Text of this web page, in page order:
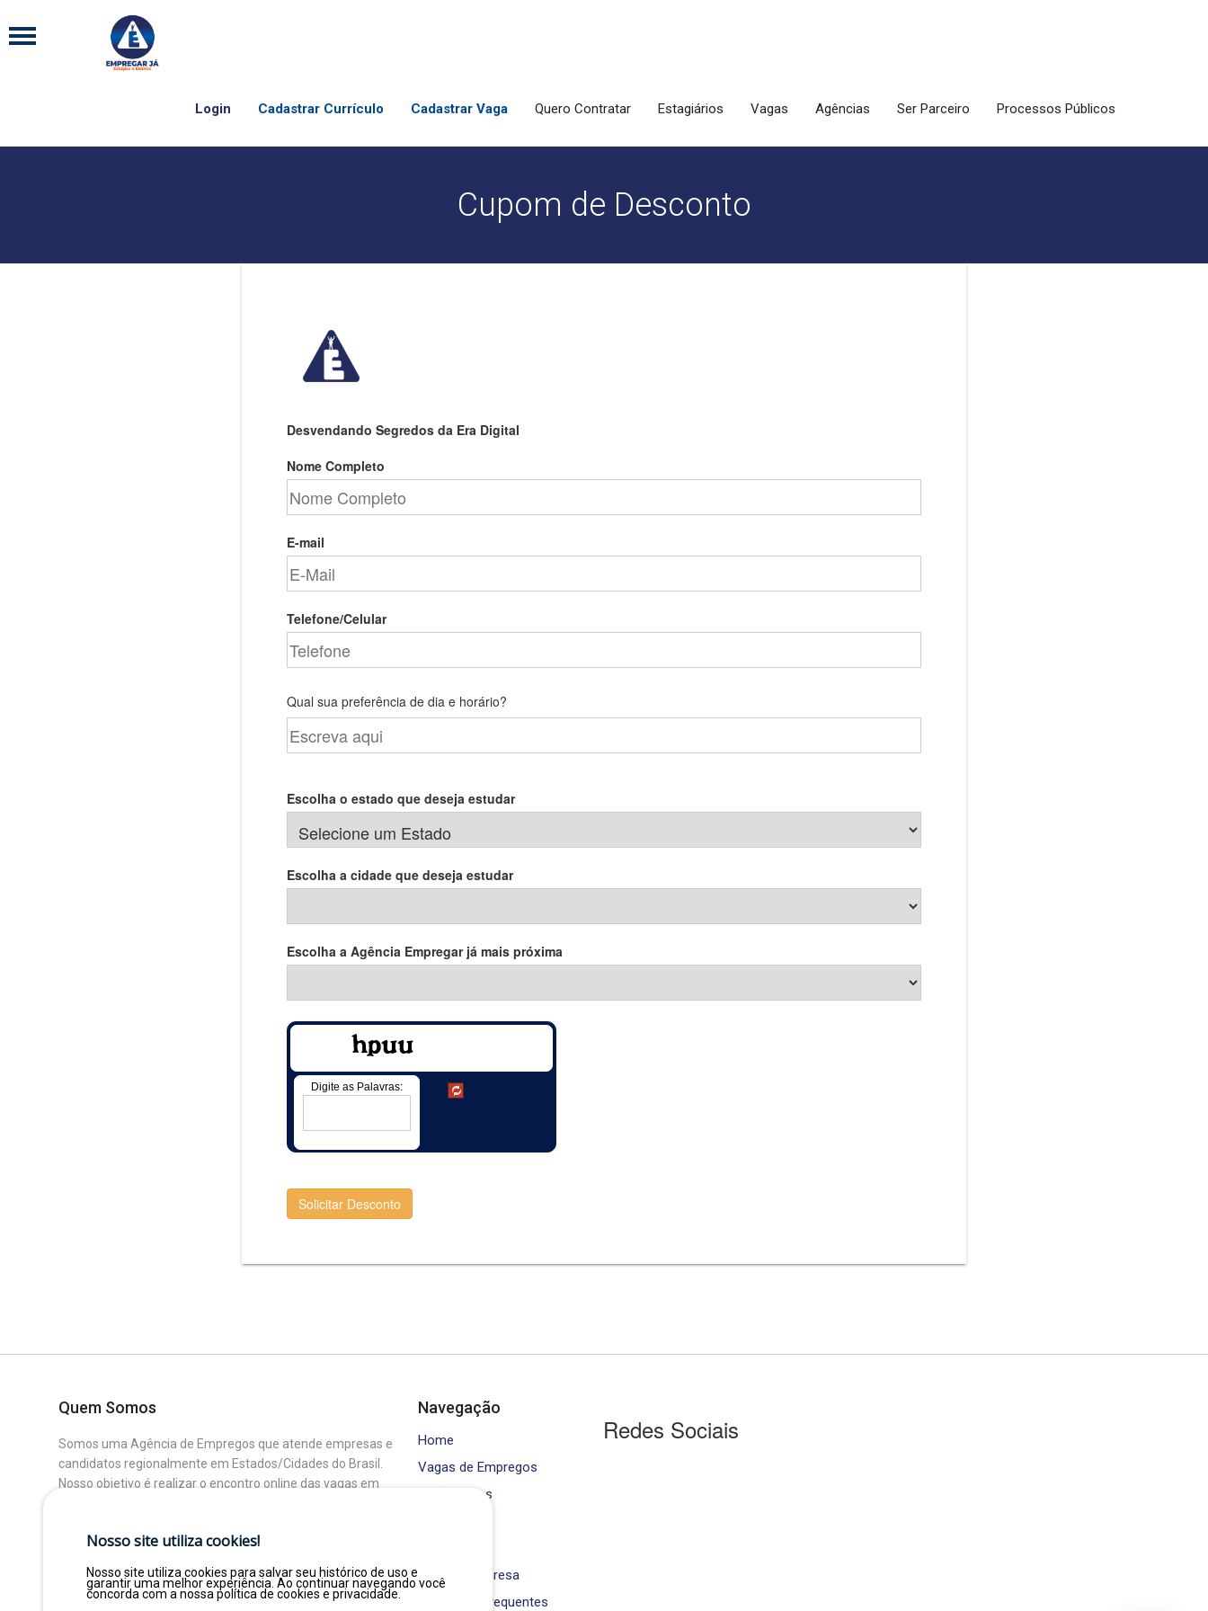
Login Cadastrar Currículo Cadastrar Vaga Quero Contratar Estagiários Vagas Agências Ser Parceiro Processos Públicos
Cupom de Desconto
Desvendando Segredos da Era Digital
Nome Completo
E-mail
Telefone/Celular
Qual sua preferência de dia e horário?
Escolha o estado que deseja estudar
Escolha a cidade que deseja estudar
Escolha a Agência Empregar já mais próxima
Digite as Palavras:
Solicitar Desconto
Quem Somos
Somos uma Agência de Empregos que atende empresas e
candidatos regionalmente em Estados/Cidades do Brasil.
Nosso objetivo é realizar o encontro online das vagas em
Navegação
Home
Vagas de Empregos
Contratados
Área da Empresa
Perguntas Frequentes
Redes Sociais
Nosso site utiliza cookies!
Nosso site utiliza cookies para salvar seu histórico de uso e
garantir uma melhor experiência. Ao continuar navegando você
concorda com a nossa política de cookies e privacidade.